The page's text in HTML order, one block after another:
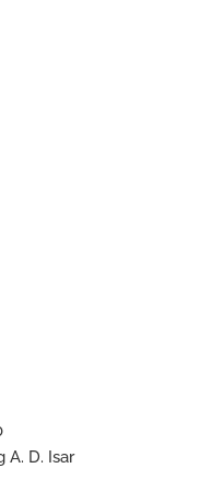
A. D. Isar